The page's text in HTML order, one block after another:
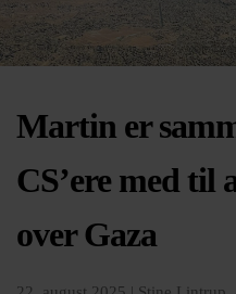
Martin er
CS’ere med
over Gaza